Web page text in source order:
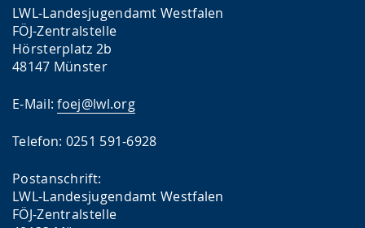
LWL-Landesjugendamt Westfalen
FÖJ-Zentralstelle
Hörsterplatz 2b
48147 Münster
E-Mail:foej@lwl.org
Telefon: 0251 591-6928
Postanschrift:
LWL-Landesjugendamt Westfalen
FÖJ-Zentralstelle